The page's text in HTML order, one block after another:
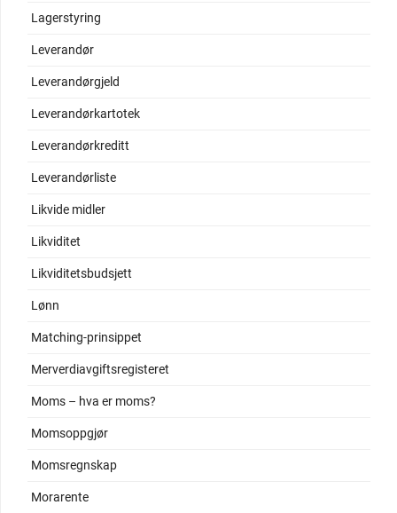
Lagerstyring
Leverandør
Leverandørgjeld
Leverandørkartotek
Leverandørkreditt
Leverandørliste
Likvide midler
Likviditet
Likviditetsbudsjett
Lønn
Matching-prinsippet
Merverdiavgiftsregisteret
Moms – hva er moms?
Momsoppgjør
Momsregnskap
Morarente